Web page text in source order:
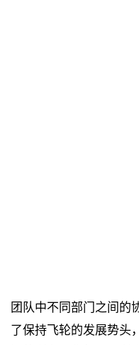
团队中不同部门之间的
了保持飞轮的发展势头